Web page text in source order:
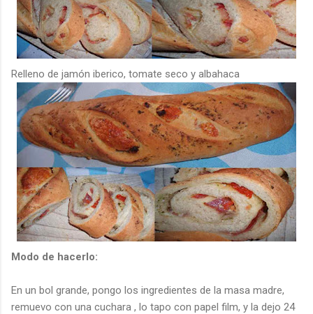
Relleno de jamón iberico, tomate seco y albahaca
Modo de hacerlo:
En un bol grande, pongo los ingredientes de la masa madre,
remuevo con una cuchara , lo tapo con papel film, y la dejo 24